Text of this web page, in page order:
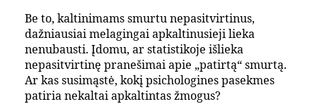
Be to, kaltinimams smurtu nepasitvirtinus,
dažniausiai melagingai apkaltinusieji lieka
nenubausti. Įdomu, ar statistikoje išlieka
nepasitvirtinę pranešimai apie „patirtą“ smurtą.
Ar kas susimąstė, kokį psichologines pasekmes
patiria nekaltai apkaltintas žmogus?